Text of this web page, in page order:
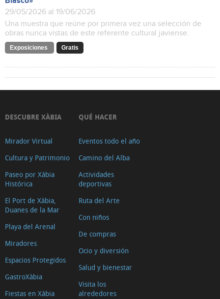
29/05/2026 al 19/06/2026
Una muestra que reúne por primera vez una selección de
obras nunca vistas de este referente cultural javiense.
Exposiciones Gratis
DESCUBRE XÀBIA
Mirador Virtual
Cultura y Patrimonio
Paseo por Xàbia
Histórica
El Port de Xàbia,
Duanes de la Mar
Playa del Arenal
Miradores
Espacios Protegidos
GastroXàbia
Fiestas en Xàbia
QUÉ HACER
Eventos todo el año
Camino del Alba
Actividades
deportivas
Ruta del Arte
Con niños
De compras
Ocio y diversión
Salud y bienestar
Visita los
alrededores